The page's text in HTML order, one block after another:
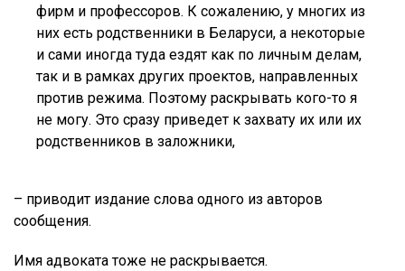
фирм и профессоров. К сожалению, у многих из
них есть родственники в Беларуси, а некоторые
и сами иногда туда ездят как по личным делам,
так и в рамках других проектов, направленных
против режима. Поэтому раскрывать кого-то я
не могу. Это сразу приведет к захвату их или их
родственников в заложники,
– приводит издание слова одного из авторов
сообщения.
Имя адвоката тоже не раскрывается.